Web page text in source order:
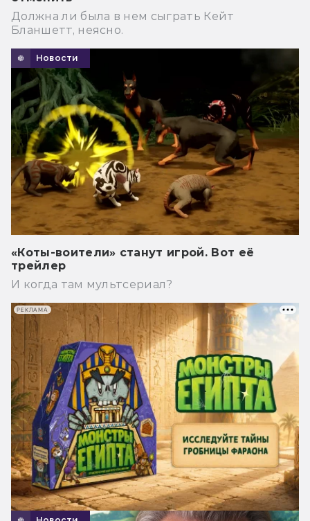
Должна ли была в нем сыграть Кейт
Бланшетт, неясно.
Новости
«Коты-воители» станут игрой. Вот её
трейлер
И когда там мультсериал?
РЕКЛАМА